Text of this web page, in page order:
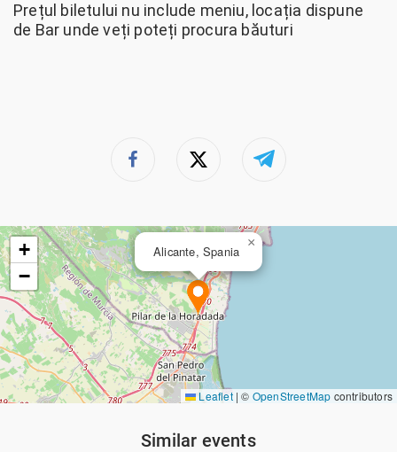
Prețul biletului nu include meniu, locația dispune
de Bar unde veți poteți procura băuturi
Alicante, Spania
×
+
−
Leaflet | © OpenStreetMap contributors
Similar events